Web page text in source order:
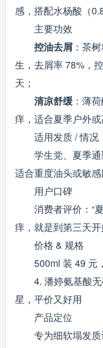
感，搭配水杨酸（
主要功效
控油去屑：茶
生，去屑率 78%，
天；
清凉舒缓：薄
痒，适合夏季户外或
适用发质 / 情况
学生党、夏季
适合重度油头或敏感
用户口碑
消费者评价：“
痒，就是到第三天
价格 & 规格
500ml 装 49 元
4. 潘婷氨基酸
星，平价又好用
产品定位
专为细软塌发